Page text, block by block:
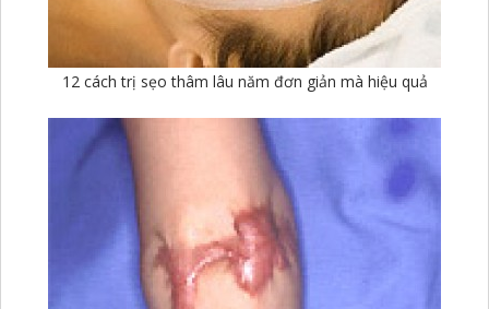
12 cách trị sẹo thâm lâu năm đơn giản mà hiệu quả